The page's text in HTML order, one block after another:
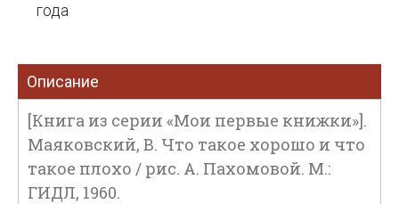
года
Описание
[Книга из серии «Мои первые книжки»].
Маяковский, В. Что такое хорошо и что
такое плохо / рис. А. Пахомовой. М.:
ГИДЛ, 1960.